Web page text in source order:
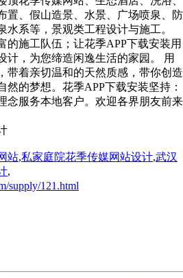
、假山造景、水景、广场喷泉、防
水系等，景观类工程设计与施工。
施工队伍；让花季APP下载安装用
计，为您缔造闲逸生活的家园。 用
着亲切温和的天然质感，带你创造
梦想。花季APP下载安装坚持：
理念服务本地客户。欢迎各界朋友前来
站,私家庭院花季传媒网站设计,武汉
,
supply/121.html